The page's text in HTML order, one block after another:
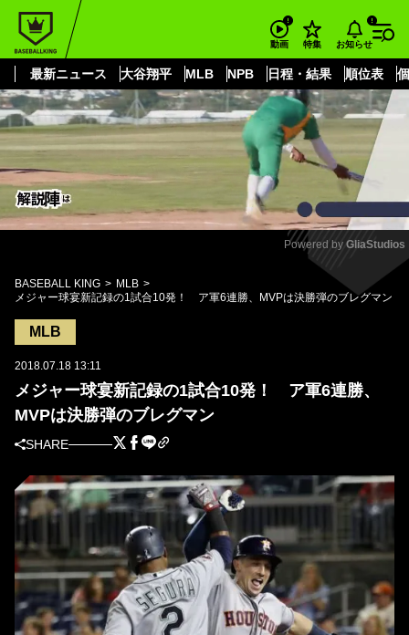
動画 特集 お知らせ
最新ニュース 大谷翔平 MLB NPB 日程・結果 順位表
もっと見る
Mute
Powered by GliaStudios
BASEBALL KING
MLB
メジャー球宴新記録の1試合10発！ ア軍6連勝、MVPは決勝弾のブレグマン
MLB
2018.07.18 13:11
メジャー球宴新記録の1試合10発！ ア軍6連勝、
MVPは決勝弾のブレグマン
SHARE